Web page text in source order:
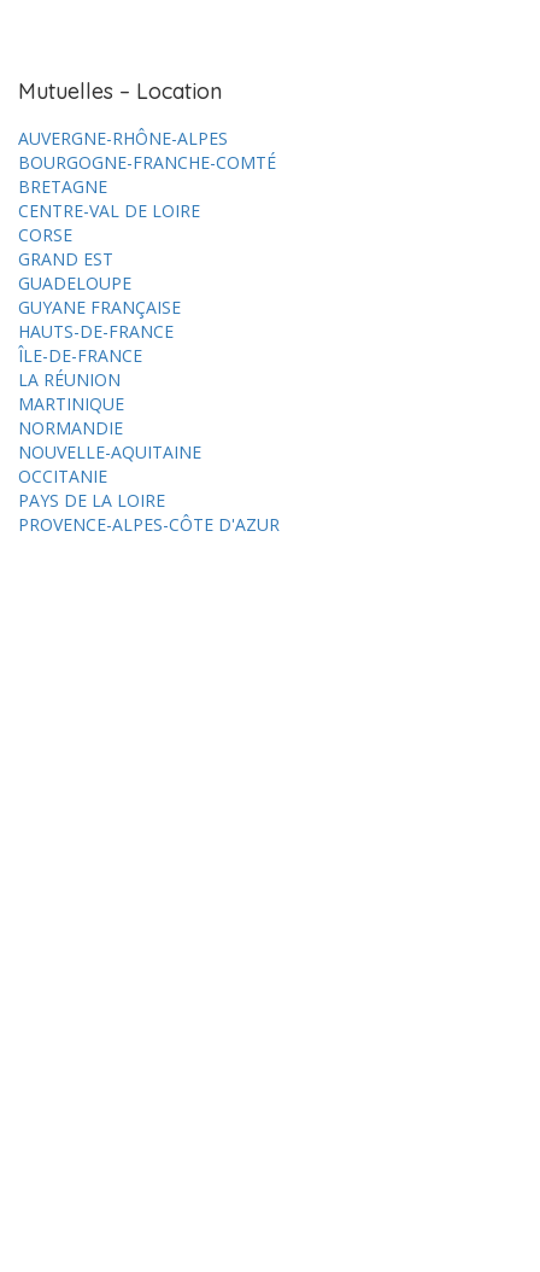
Mutuelles – Location
AUVERGNE-RHÔNE-ALPES
BOURGOGNE-FRANCHE-COMTÉ
BRETAGNE
CENTRE-VAL DE LOIRE
CORSE
GRAND EST
GUADELOUPE
GUYANE FRANÇAISE
HAUTS-DE-FRANCE
ÎLE-DE-FRANCE
LA RÉUNION
MARTINIQUE
NORMANDIE
NOUVELLE-AQUITAINE
OCCITANIE
PAYS DE LA LOIRE
PROVENCE-ALPES-CÔTE D'AZUR